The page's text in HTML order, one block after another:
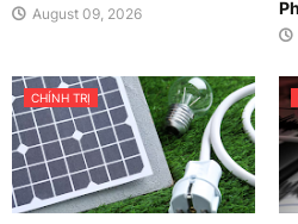
August 09, 2026
CHÍNH TRỊ